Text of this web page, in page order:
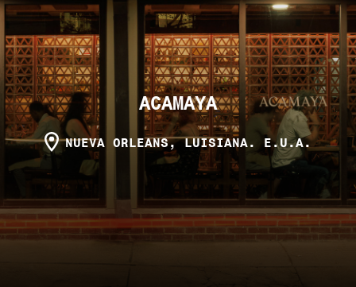
ACAMAYA
NUEVA ORLEANS, LUISIANA. E.U.A.